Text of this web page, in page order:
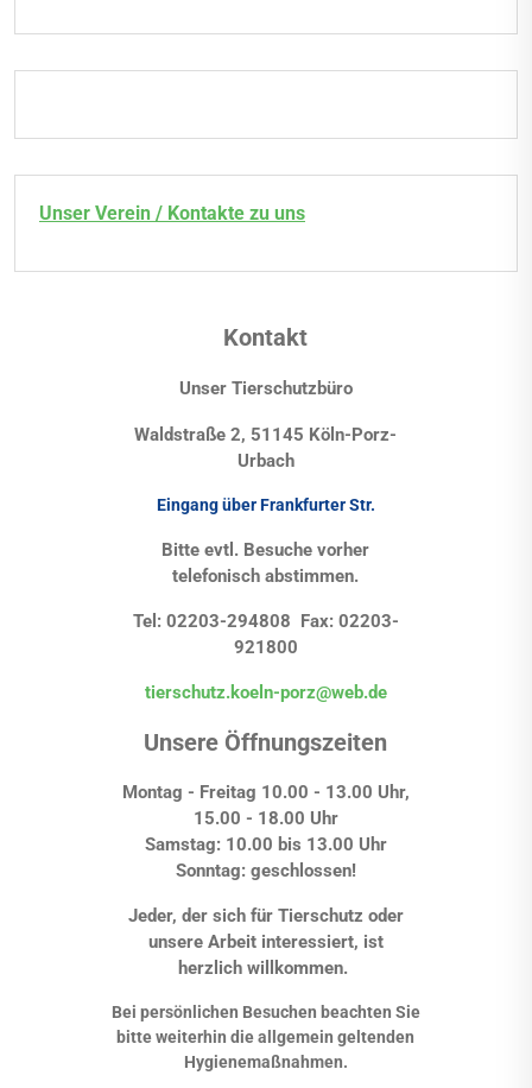
Unser Verein / Kontakte zu uns
Kontakt
Unser Tierschutzbüro
Waldstraße 2, 51145 Köln-Porz-
Urbach
Eingang über Frankfurter Str.
Bitte evtl. Besuche vorher
telefonisch abstimmen.
Tel: 02203-294808 Fax: 02203-
921800
tierschutz.koeln-porz@web.de
Unsere Öffnungszeiten
Montag - Freitag 10.00 - 13.00 Uhr,
15.00 - 18.00 Uhr
Samstag: 10.00 bis 13.00 Uhr
Sonntag: geschlossen!
Jeder, der sich für Tierschutz oder
unsere Arbeit interessiert, ist
herzlich willkommen.
Bei persönlichen Besuchen beachten Sie
bitte weiterhin die allgemein geltenden
Hygienemaßnahmen.